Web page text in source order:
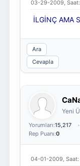
03-29-2009,
İLGİNÇ AMA
Ara
Cevapla
Yeni
Yorumları:15,217
Rep Puanı:0
04-01-2009, Saat: